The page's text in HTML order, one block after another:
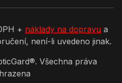
+ náklady na dopravu a
není-li uvedeno jinak.
Všechna práva